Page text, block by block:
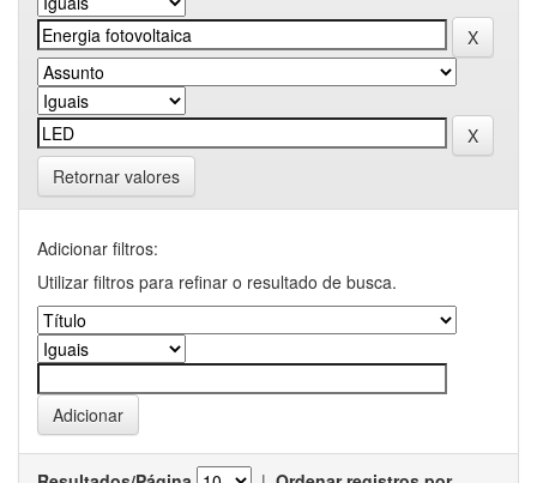
Retornar valores
Adicionar filtros:
Utilizar filtros para refinar o resultado de busca.